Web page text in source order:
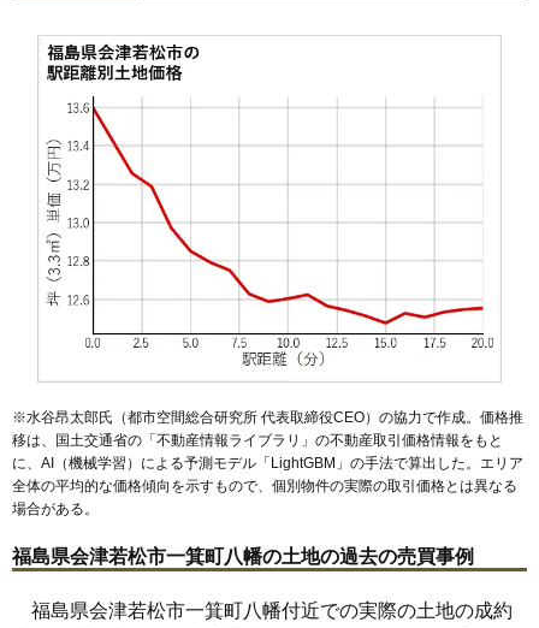
48 湯川町
八日町 789万円
門田町日吉
51 金川町
52 日新町
53
54
55 中島町 13万円 1,511万円
御旗町 13万円 688万円 13.1%
58 花春町 13万円 1,011万円 11.4%
59 インター西 13万円 6,776万円 10.1%
60 柳原町 12万円 747万円 12.4%
61
62 大塚 12万円 763万円
64 蚕養町 12万円 1,062万円 2.8%
※水谷昂太郎氏（都市空間総合研究所 代表取締役CEO）の協力で作成。価格推
移は、国土交通省の「不動産情報ライブラリ 」の不動産取引価格情報をもと
に、AI（機械学習）による予測モデル「LightGBM」の手法で算出した。エリア
全体の平均的な価格傾向を示すもので、個別物件の実際の取引価格とは異なる
場合がある。
福島県会津若松市一箕町八幡の土地の過去の売買事例
福島県会津若松市一箕町八幡付近での実際の土地の成約